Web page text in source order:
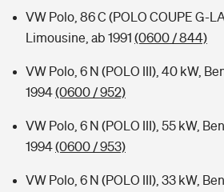
VW Polo, 86 C (POLO COUPE G-
Limousine, ab 1991 (0600 / 844)
VW Polo, 6 N (POLO III), 40 kW,
1994(0600 / 952)
VW Polo, 6 N (POLO III), 55 kW,
1994(0600 / 953)
VW Polo, 6 N (POLO III), 33 kW,